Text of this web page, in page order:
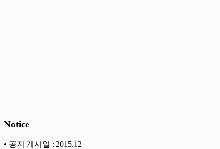
Notice
• 공지 게시일 : 2015.12